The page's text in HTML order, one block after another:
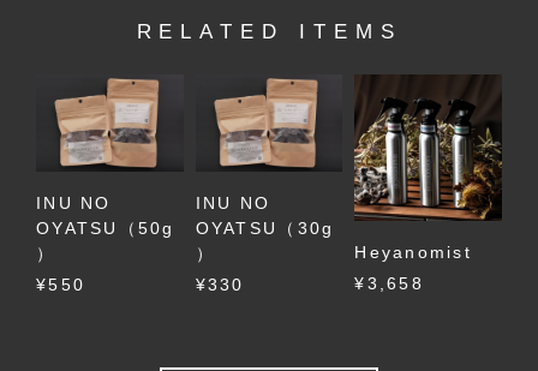
RELATED ITEMS
INU NO
OYATSU（50g
）
¥550
INU NO
OYATSU（30g
）
¥330
Heyanomist
¥3,658